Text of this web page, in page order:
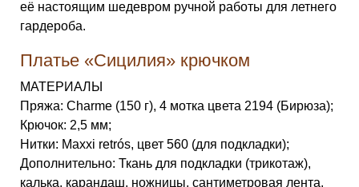
её настоящим шедевром ручной работы для летнего
гардероба.
Платье «Сицилия» крючком
МАТЕРИАЛЫ
Пряжа: Charme (150 г), 4 мотка цвета 2194 (Бирюза);
Крючок: 2,5 мм;
Нитки: Maxxi retrós, цвет 560 (для подкладки);
Дополнительно: Ткань для подкладки (трикотаж),
калька, карандаш, ножницы, сантиметровая лента.